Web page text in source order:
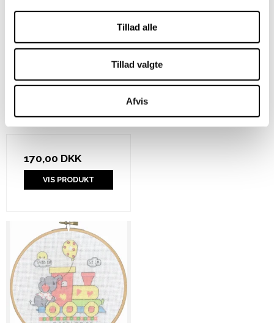
Tillad alle
Tillad valgte
Afvis
dåbsminde
170,00 DKK
VIS PRODUKT